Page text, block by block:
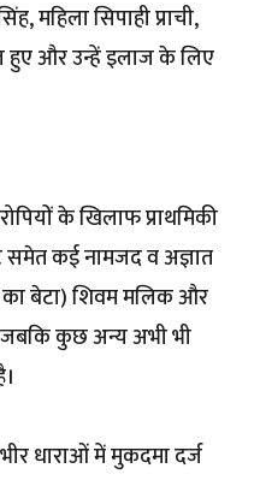
महिला सिपाही प्राची,
हुए और उन्हें इलाज के लिए
के खिलाफ प्राथमिकी
कई नामजद व अज्ञात
बेटा) शिवम मलिक और
जबकि कुछ अन्य अभी भी
धाराओं में मुकदमा दर्ज